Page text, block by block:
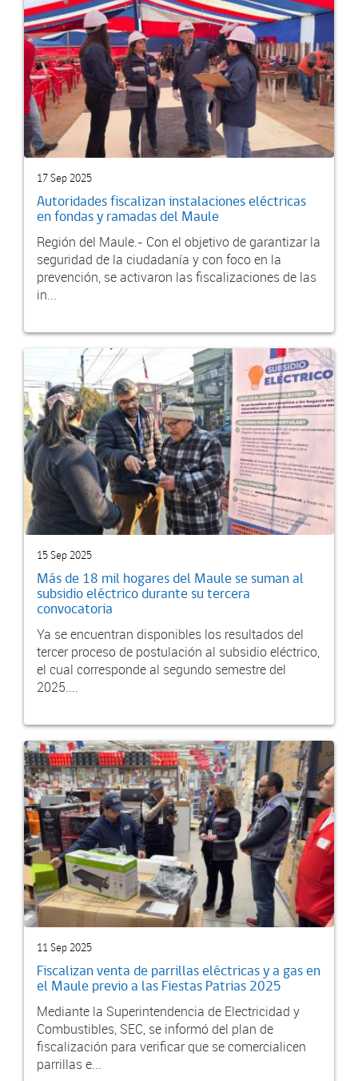
17 Sep 2025
Autoridades fiscalizan instalaciones eléctricas
en fondas y ramadas del Maule
Región del Maule.- Con el objetivo de garantizar la
seguridad de la ciudadanía y con foco en la
prevención, se activaron las fiscalizaciones de las
in...
15 Sep 2025
Más de 18 mil hogares del Maule se suman al
subsidio eléctrico durante su tercera
convocatoria
Ya se encuentran disponibles los resultados del
tercer proceso de postulación al subsidio eléctrico,
el cual corresponde al segundo semestre del
2025....
11 Sep 2025
Fiscalizan venta de parrillas eléctricas y a gas en
el Maule previo a las Fiestas Patrias 2025
Mediante la Superintendencia de Electricidad y
Combustibles, SEC, se informó del plan de
fiscalización para verificar que se comercialicen
parrillas e...